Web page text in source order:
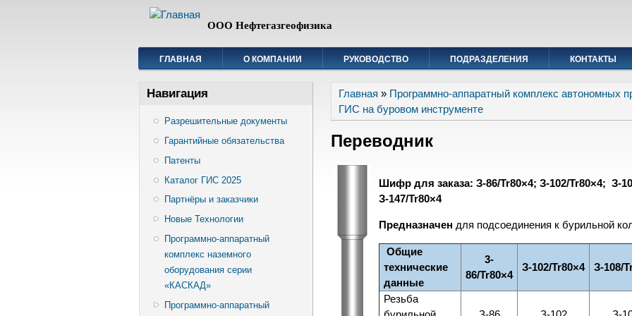
ООО Нефтегазгеофизика
ГЛАВНАЯ О КОМПАНИИ РУКОВОДСТВО ПОДРАЗДЕЛЕНИЯ КОНТАКТЫ
Навигация
Разрешительные документы
Гарантийные обязательства
Патенты
Каталог ГИС 2025
Партнёры и заказчики
Новые Технологии
Программно-аппаратный
комплекс наземного
оборудования серии
«КАСКАД»
Программно-аппаратный
Вы здесь
Главная » Программно-аппаратный комплекс автономных
ГИС на буровом инструменте
Переводник
Шифр для заказа: З-86/Tr80×4; З-102/Tr80×4; З-
З-147/Tr80×4
Предназначен для подсоединения к бурильной
Общие
технические
данные
3-
86/Tr80×4
З-102/Tr80×4 З-108/
Резьба